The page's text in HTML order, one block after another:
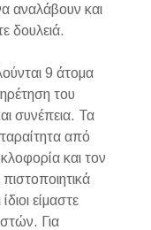
αναλάβουν και
δουλειά.
9 άτομα
του
συνέπεια. Τα
από
και τον
είμαστε
Για